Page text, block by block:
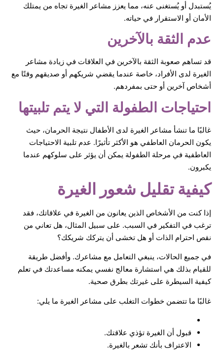
يُستبدل أو يُستغنى عنه، مما يعزز مشاعر الغيرة تجاه من يمتلك
الأمان أو الاستقرار في حياته.
عدم الثقة بالآخرين
قد تساهم صعوبة الثقة بالآخرين في العلاقات في زيادة مشاعر
الغيرة لدى الأفراد، خاصة عندما يقضي شريكهم أو صديقهم وقتًا مع
أشخاص آخرين أو حتى بمفردهم.
احتياجات الطفولة التي لا يتم تلبيتها
غالبًا ما تنشأ مشاعر الغيرة لدى الأطفال نتيجة الحرمان، حيث
يكون الحرمان العاطفي هو الأكثر تأثيرًا. عدم تلبية الاحتياجات
العاطفية في مرحلة الطفولة يمكن أن يؤثر على سلوكهم عندما
يكبرون.
كيفية تقليل شعور الغيرة
إذا كنت من الأشخاص الذين يعانون من الغيرة في علاقاتك، فقد
ترغب في التفكير في السبب. على سبيل المثال، هل تعاني من
نقص احترام الذات أو هل تخشى أن يتركك شريكك؟
في جميع الحالات، ينبغي التعامل مع مشاعرك. وأفضل طريقة
للقيام بذلك هي استشارة معالج نفسي يمكنه مساعدتك في تعلم
كيفية السيطرة على غيرتك بطرق صحية.
غالبًا ما تتضمن خطوات التغلب على مشاعر الغيرة ما يلي:
قبول أن الغيرة تؤذي علاقتك.
الاعتراف بأنك تشعر بالغيرة.